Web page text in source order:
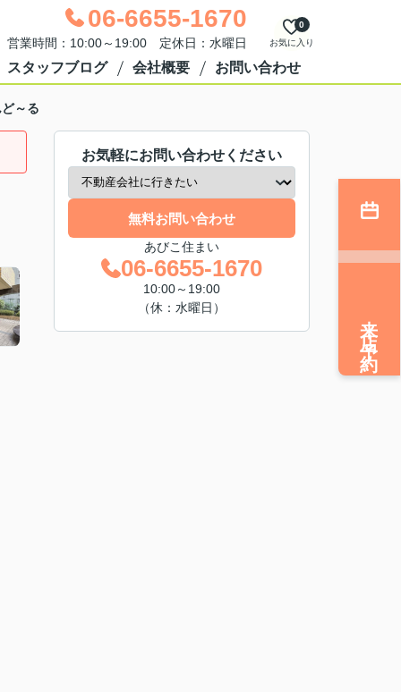
06-6655-1670
営業時間：10:00～19:00 定休日：水曜日 お気に入り
0
スタッフブログ 会社概要 お問い合わせ
～る
お気軽にお問い合わせください
無料お問い合わせ
あびこ住まい
06-6655-1670
10:00～19:00
（休：水曜日）
来店予約